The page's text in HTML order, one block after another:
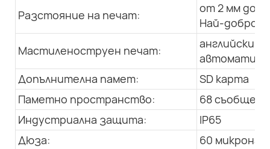
Разстояние на печат:
от 2 мм до
Най-добро:
Мастиленоструен печат:
английски,
Допълнителна памет:
SD карта
Паметно пространство:
68
Индустриална защита:
IP65
Дюза:
60 микрона